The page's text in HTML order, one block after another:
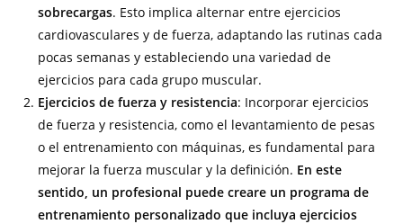
sobrecargas. Esto implica alternar entre ejercicios
cardiovasculares y de fuerza, adaptando las rutinas cada
pocas semanas y estableciendo una variedad de
ejercicios para cada grupo muscular.
Ejercicios de fuerza y resistencia: Incorporar ejercicios
de fuerza y resistencia, como el levantamiento de pesas
o el entrenamiento con máquinas, es fundamental para
mejorar la fuerza muscular y la definición. En este
sentido, un profesional puede creare un programa de
entrenamiento personalizado que incluya ejercicios